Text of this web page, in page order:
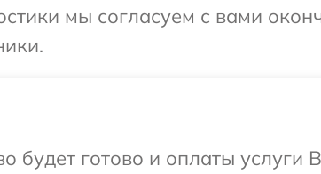
мы согласуем с вами
будет готово и оплаты